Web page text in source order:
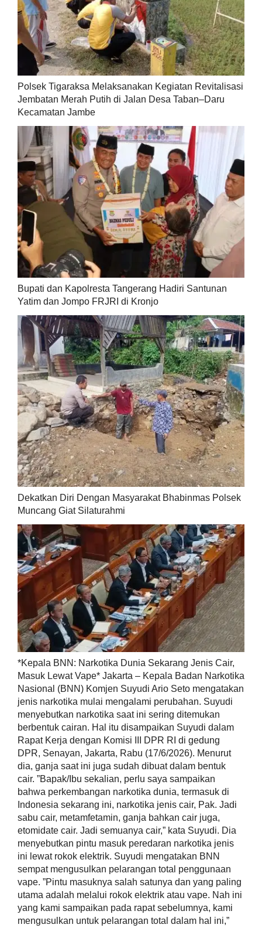
Polsek Tigaraksa Melaksanakan Kegiatan Revitalisasi
Jembatan Merah Putih di Jalan Desa Taban–Daru
Kecamatan Jambe
Bupati dan Kapolresta Tangerang Hadiri Santunan
Yatim dan Jompo FRJRI di Kronjo
Dekatkan Diri Dengan Masyarakat Bhabinmas Polsek
Muncang Giat Silaturahmi
*​Kepala BNN: Narkotika Dunia Sekarang Jenis Cair,
Masuk Lewat Vape* ​Jakarta – Kepala Badan Narkotika
Nasional (BNN) Komjen Suyudi Ario Seto mengatakan
jenis narkotika mulai mengalami perubahan. Suyudi
menyebutkan narkotika saat ini sering ditemukan
berbentuk cairan. ​Hal itu disampaikan Suyudi dalam
Rapat Kerja dengan Komisi III DPR RI di gedung
DPR, Senayan, Jakarta, Rabu (17/6/2026). Menurut
dia, ganja saat ini juga sudah dibuat dalam bentuk
cair. ​”Bapak/Ibu sekalian, perlu saya sampaikan
bahwa perkembangan narkotika dunia, termasuk di
Indonesia sekarang ini, narkotika jenis cair, Pak. Jadi
sabu cair, metamfetamin, ganja bahkan cair juga,
etomidate cair. Jadi semuanya cair,” kata Suyudi. ​Dia
menyebutkan pintu masuk peredaran narkotika jenis
ini lewat rokok elektrik. Suyudi mengatakan BNN
sempat mengusulkan pelarangan total penggunaan
vape. ​”Pintu masuknya salah satunya dan yang paling
utama adalah melalui rokok elektrik atau vape. Nah ini
yang kami sampaikan pada rapat sebelumnya, kami
mengusulkan untuk pelarangan total dalam hal ini,”